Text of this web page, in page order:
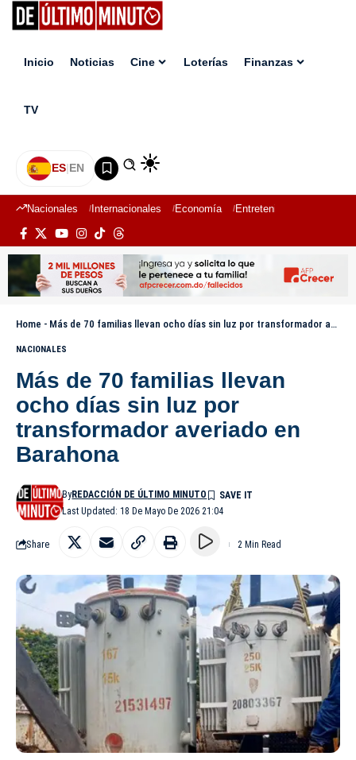
Inicio Noticias Cine Loterías Finanzas
TV
ES|EN
Nacionales Internacionales Economía Entretenimiento
Home - Más de 70 familias llevan ocho días sin luz por transformador averiado en Barahona
NACIONALES
Más de 70 familias llevan
ocho días sin luz por
transformador averiado en
Barahona
Last Updated: 18 De Mayo De 2026 21:04
ByREDACCIÓN DE ÚLTIMO MINUTO
Share 2 Min Read